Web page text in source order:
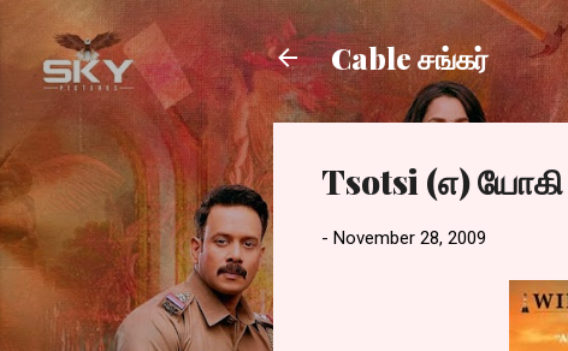
Cable சங்கர்
Tsotsi (எ)
- November 28, 2009